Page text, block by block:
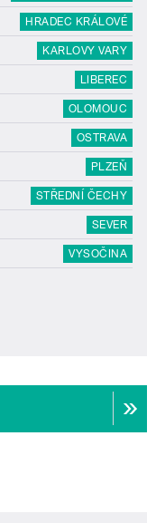
HRADEC KRÁLOVÉ
KARLOVY VARY
LIBEREC
OLOMOUC
OSTRAVA
PLZEŇ
STŘEDNÍ ČECHY
SEVER
VYSOČINA